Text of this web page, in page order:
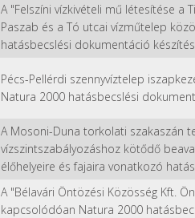
A "Felszíni vízkivételi mű létesítése a
Paszab és a Tó utcai vízműtelep
hatásbecslési dokumentáció
Pécs-Pellérdi szennyvíztelep
Natura 2000 hatásbecslési
A Mosoni-Duna torkolati szakaszán
vízszintszabályozáshoz kötődő
élőhelyeire és fajaira vonatkozó
A "Bélavári Öntözési Közösség Kft.
kapcsolódóan Natura 2000